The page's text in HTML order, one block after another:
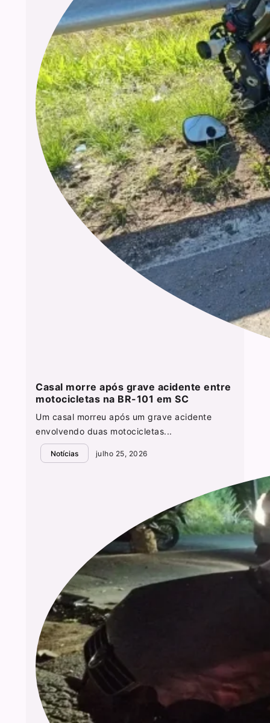
Casal morre após grave acidente entre
motocicletas na BR-101 em SC
Um casal morreu após um grave acidente
envolvendo duas motocicletas...
Notícias julho 25, 2026